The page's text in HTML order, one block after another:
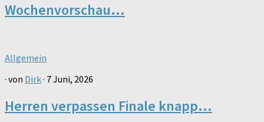
Wochenvorschau…
Allgemein
· von Dirk· 7 Juni, 2026
Herren verpassen Finale knapp…